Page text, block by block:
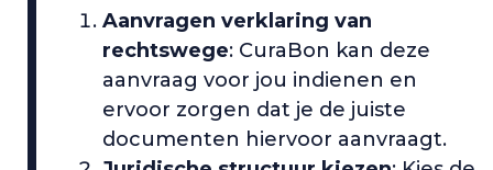
Aanvragen verklaring van
rechtswege: CuraBon kan deze
aanvraag voor jou indienen en
ervoor zorgen dat je de juiste
documenten hiervoor aanvraagt.